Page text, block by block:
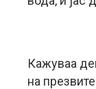
Кажуваа
на